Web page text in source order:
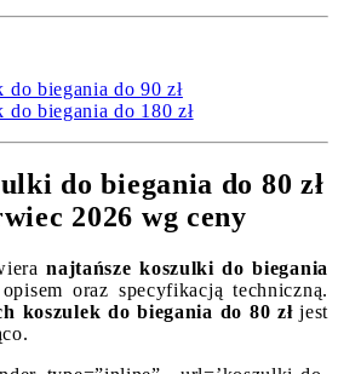
do biegania do 90 zł
do biegania do 180 zł
do biegania do 80 zł
2026 wg ceny
najtańsze koszulki do biegania
oraz specyfikacją techniczną.
koszulek do biegania do 80 złjest